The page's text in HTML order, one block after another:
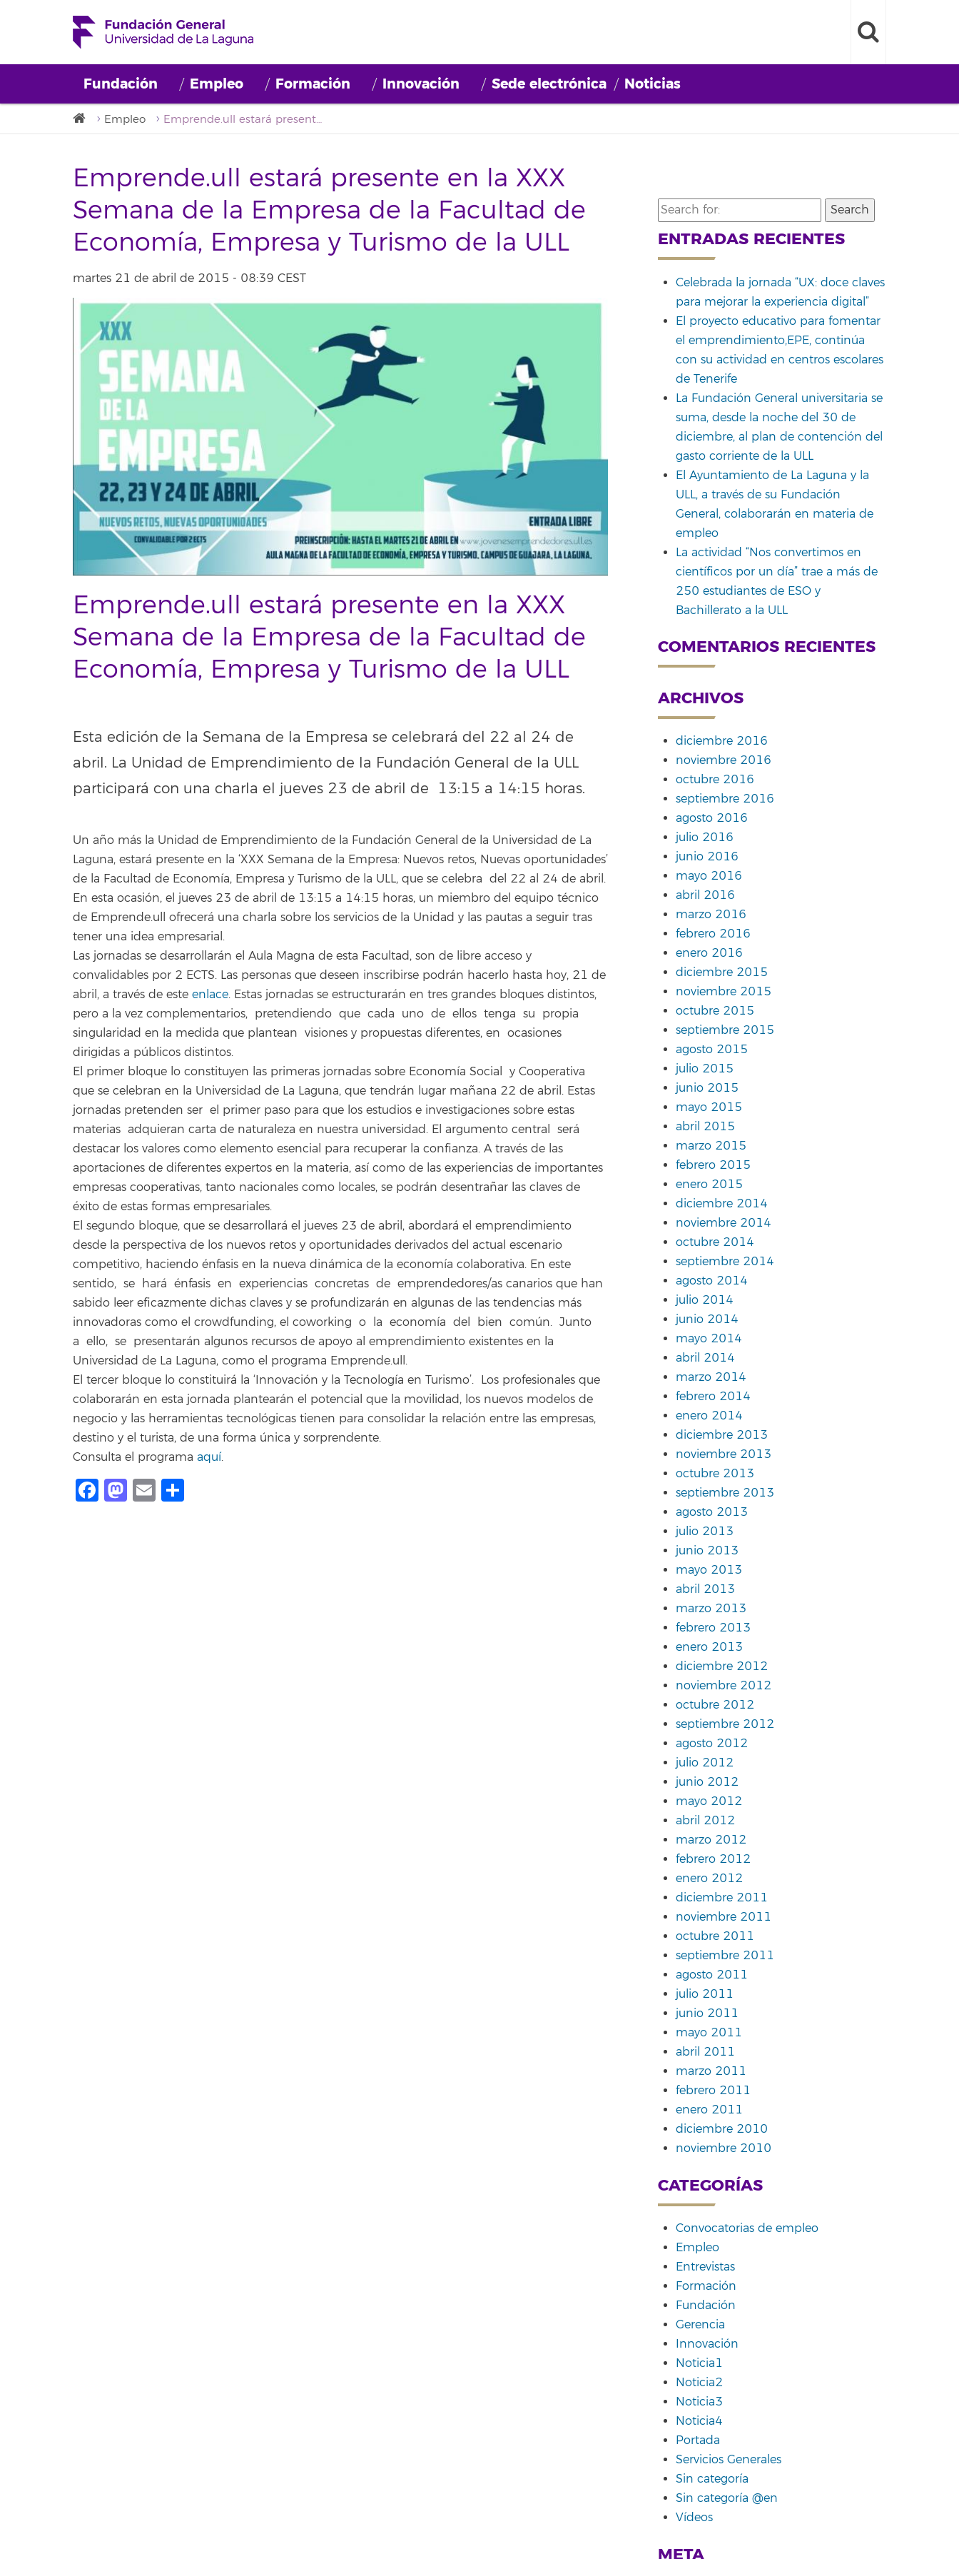
Fundación Empleo Formación Innovación Sede electrónica Noticias
Empleo Emprende.ull estará presente en la XXX Semana de la Empresa de la Facultad de Economía, Empresa y Turismo de la ULL
Emprende.ull estará presente en la XXX
Semana de la Empresa de la Facultad de
Economía, Empresa y Turismo de la ULL
martes 21 de abril de 2015 - 08:39 CEST
Emprende.ull estará presente en la XXX
Semana de la Empresa de la Facultad de
Economía, Empresa y Turismo de la ULL
Esta edición de la Semana de la Empresa se celebrará del 22 al 24 de
abril. La Unidad de Emprendimiento de la Fundación General de la ULL
participará con una charla el jueves 23 de abril de 13:15 a 14:15 horas.
Un año más la Unidad de Emprendimiento de la Fundación General de la Universidad de La
Laguna, estará presente en la ‘XXX Semana de la Empresa: Nuevos retos, Nuevas oportunidades’
de la Facultad de Economía, Empresa y Turismo de la ULL, que se celebra del 22 al 24 de abril.
En esta ocasión, el jueves 23 de abril de 13:15 a 14:15 horas, un miembro del equipo técnico
de Emprende.ull ofrecerá una charla sobre los servicios de la Unidad y las pautas a seguir tras
tener una idea empresarial.
Las jornadas se desarrollarán el Aula Magna de esta Facultad, son de libre acceso y
convalidables por 2 ECTS. Las personas que deseen inscribirse podrán hacerlo hasta hoy, 21 de
abril, a través de este enlace. Estas jornadas se estructurarán en tres grandes bloques distintos,
pero a la vez complementarios, pretendiendo que cada uno de ellos tenga su propia
singularidad en la medida que plantean visiones y propuestas diferentes, en ocasiones
dirigidas a públicos distintos.
El primer bloque lo constituyen las primeras jornadas sobre Economía Social y Cooperativa
que se celebran en la Universidad de La Laguna, que tendrán lugar mañana 22 de abril. Estas
jornadas pretenden ser el primer paso para que los estudios e investigaciones sobre estas
materias adquieran carta de naturaleza en nuestra universidad. El argumento central será
destacar los valores como elemento esencial para recuperar la confianza. A través de las
aportaciones de diferentes expertos en la materia, así como de las experiencias de importantes
empresas cooperativas, tanto nacionales como locales, se podrán desentrañar las claves de
éxito de estas formas empresariales.
El segundo bloque, que se desarrollará el jueves 23 de abril, abordará el emprendimiento
desde la perspectiva de los nuevos retos y oportunidades derivados del actual escenario
competitivo, haciendo énfasis en la nueva dinámica de la economía colaborativa. En este
sentido, se hará énfasis en experiencias concretas de emprendedores/as canarios que han
sabido leer eficazmente dichas claves y se profundizarán en algunas de las tendencias más
innovadoras como el crowdfunding, el coworking o la economía del bien común. Junto
a ello, se presentarán algunos recursos de apoyo al emprendimiento existentes en la
Universidad de La Laguna, como el programa Emprende.ull.
El tercer bloque lo constituirá la ‘Innovación y la Tecnología en Turismo’. Los profesionales que
colaborarán en esta jornada plantearán el potencial que la movilidad, los nuevos modelos de
negocio y las herramientas tecnológicas tienen para consolidar la relación entre las empresas,
destino y el turista, de una forma única y sorprendente.
Consulta el programa aquí.
Facebook
Mastodon
Email
Search
for:
ENTRADAS RECIENTES
Celebrada la jornada “UX: doce claves
para mejorar la experiencia digital”
El proyecto educativo para fomentar
el emprendimiento,EPE, continúa
con su actividad en centros escolares
de Tenerife
La Fundación General universitaria se
suma, desde la noche del 30 de
diciembre, al plan de contención del
gasto corriente de la ULL
El Ayuntamiento de La Laguna y la
ULL, a través de su Fundación
General, colaborarán en materia de
empleo
La actividad “Nos convertimos en
científicos por un día” trae a más de
250 estudiantes de ESO y
Bachillerato a la ULL
COMENTARIOS RECIENTES
ARCHIVOS
diciembre 2016
noviembre 2016
octubre 2016
septiembre 2016
agosto 2016
julio 2016
junio 2016
mayo 2016
abril 2016
marzo 2016
febrero 2016
enero 2016
diciembre 2015
noviembre 2015
octubre 2015
septiembre 2015
agosto 2015
julio 2015
junio 2015
mayo 2015
abril 2015
marzo 2015
febrero 2015
enero 2015
diciembre 2014
noviembre 2014
octubre 2014
septiembre 2014
agosto 2014
julio 2014
junio 2014
mayo 2014
abril 2014
marzo 2014
febrero 2014
enero 2014
diciembre 2013
noviembre 2013
octubre 2013
septiembre 2013
agosto 2013
julio 2013
junio 2013
mayo 2013
abril 2013
marzo 2013
febrero 2013
enero 2013
diciembre 2012
noviembre 2012
octubre 2012
septiembre 2012
agosto 2012
julio 2012
junio 2012
mayo 2012
abril 2012
marzo 2012
febrero 2012
enero 2012
diciembre 2011
noviembre 2011
octubre 2011
septiembre 2011
agosto 2011
julio 2011
junio 2011
mayo 2011
abril 2011
marzo 2011
febrero 2011
enero 2011
diciembre 2010
noviembre 2010
CATEGORÍAS
Convocatorias de empleo
Empleo
Entrevistas
Formación
Fundación
Gerencia
Innovación
Noticia1
Noticia2
Noticia3
Noticia4
Portada
Servicios Generales
Sin categoría
Sin categoría @en
Vídeos
META